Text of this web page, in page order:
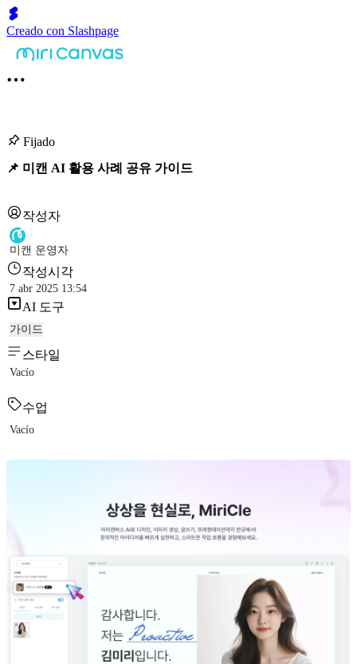
Creado con Slashpage
Fijado
📌 미캔 AI 활용 사례 공유 가이드
작성자
미캔 운영자
작성시각
7 abr 2025 13:54
AI 도구
가이드
스타일
Vacío
수업
Vacío